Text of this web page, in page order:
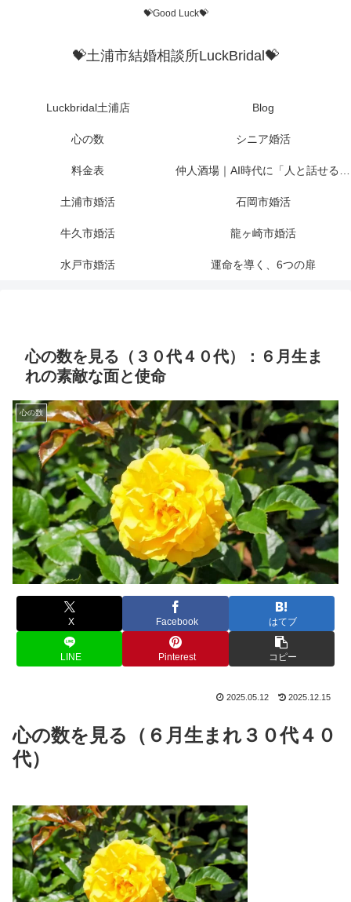
💝Good Luck💝
💝土浦市結婚相談所LuckBridal💝
Luckbridal土浦店 Blog
心の数 シニア婚活
料金表 仲人酒場｜AI時代に「人と話せる場所」を作りたかった
土浦市婚活 石岡市婚活
牛久市婚活 龍ヶ崎市婚活
水戸市婚活 運命を導く、6つの扉
心の数を見る（３０代４０代）：６月生ま
れの素敵な面と使命
心の数
X Facebook はてブ
LINE Pinterest コピー
2025.05.12 2025.12.15
心の数を見る（６月生まれ３０代４０
代）